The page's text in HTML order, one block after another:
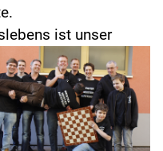
ist unser